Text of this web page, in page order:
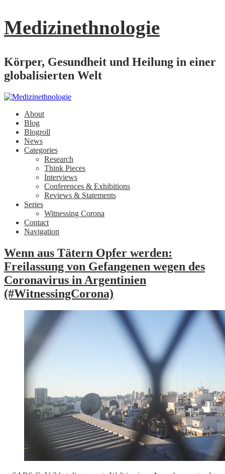
Medizinethnologie
Körper, Gesundheit und Heilung in einer
globalisierten Welt
About
Blog
Blogroll
News
Categories
Research
Think Pieces
Interviews
Conferences & Exhibitions
Reviews & Statements
Series
Witnessing Corona
Contact
Navigation
Wenn aus Tätern Opfer werden:
Freilassung von Gefangenen wegen des
Coronavirus in Argentinien
(#WitnessingCorona)